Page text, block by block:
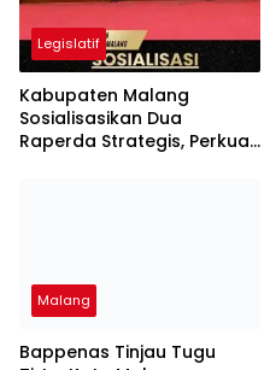
Legislatif
Kabupaten Malang
Sosialisasikan Dua
Raperda Strategis, Perkuat
Malang
Bappenas Tinjau Tugu